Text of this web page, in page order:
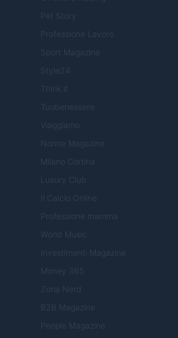
Pet Story
Professione Lavoro
Sport Magazine
Style24
Think.it
Tuobenessere
Viaggiamo
Nonne Magazine
Milano Cortina
Luxury Club
Il Calcio Online
Professione mamma
World Music
Investimenti Magazine
Money 365
Zona Nerd
B2B Magazine
People Magazine